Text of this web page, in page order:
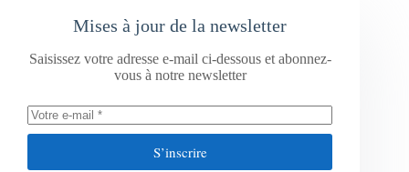
Mises à jour de la newsletter
Saisissez votre adresse e-mail ci-dessous et abonnez-
vous à notre newsletter
S’inscrire